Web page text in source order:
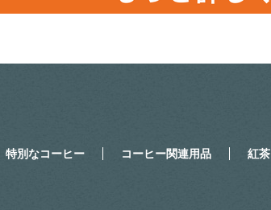
特別なコーヒー コーヒー関連用品 紅茶